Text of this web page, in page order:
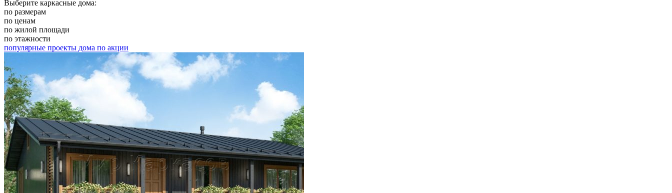
Выберите каркасные дома:
по размерам
по ценам
по жилой площади
по этажности
популярные проекты дома по акции